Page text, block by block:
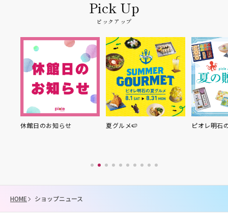
ピックアップ
休館日のお知らせ 夏グルメ🍉 ピオレ明石
HOME ショップニュース